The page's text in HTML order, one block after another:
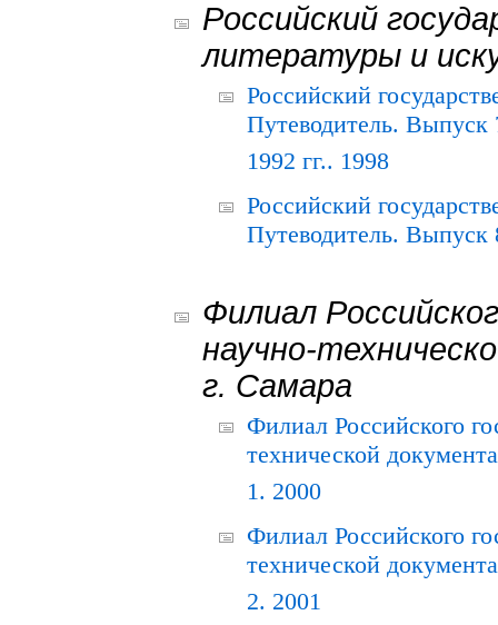
Российский
литературы и
Российский
Путеводитель.
1992 гг.. 1998
Российский
Путеводитель. Выпуск
Филиал
научно-
г. Самара
Филиал Российского
технической
1. 2000
Филиал Российского
технической
2. 2001